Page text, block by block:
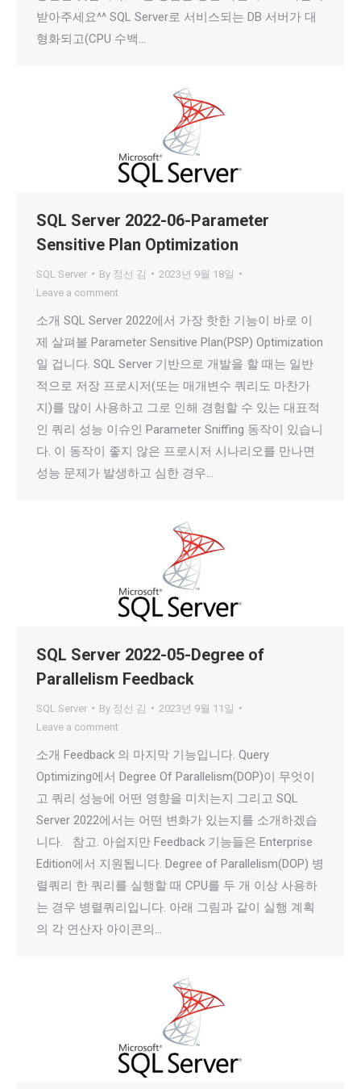
받아주세요^^ SQL Server로 서비스되는 DB 서버가 대
형화되고(CPU 수백…
SQL Server 2022-06-Parameter
Sensitive Plan Optimization
SQL Server By 정선 김
2023년 9월 18일
Leave a comment
소개 SQL Server 2022에서 가장 핫한 기능이 바로 이
제 살펴볼 Parameter Sensitive Plan(PSP) Optimization
일 겁니다. SQL Server 기반으로 개발을 할 때는 일반
적으로 저장 프로시저(또는 매개변수 쿼리도 마찬가
지)를 많이 사용하고 그로 인해 경험할 수 있는 대표적
인 쿼리 성능 이슈인 Parameter Sniffing 동작이 있습니
다. 이 동작이 좋지 않은 프로시저 시나리오를 만나면
성능 문제가 발생하고 심한 경우…
SQL Server 2022-05-Degree of
Parallelism Feedback
SQL Server By 정선 김
2023년 9월 11일
Leave a comment
소개 Feedback 의 마지막 기능입니다. Query
Optimizing에서 Degree Of Parallelism(DOP)이 무엇이
고 쿼리 성능에 어떤 영향을 미치는지 그리고 SQL
Server 2022에서는 어떤 변화가 있는지를 소개하겠습
니다. 참고. 아쉽지만 Feedback 기능들은 Enterprise
Edition에서 지원됩니다. Degree of Parallelism(DOP) 병
렬쿼리 한 쿼리를 실행할 때 CPU를 두 개 이상 사용하
는 경우 병렬쿼리입니다. 아래 그림과 같이 실행 계획
의 각 연산자 아이콘의…